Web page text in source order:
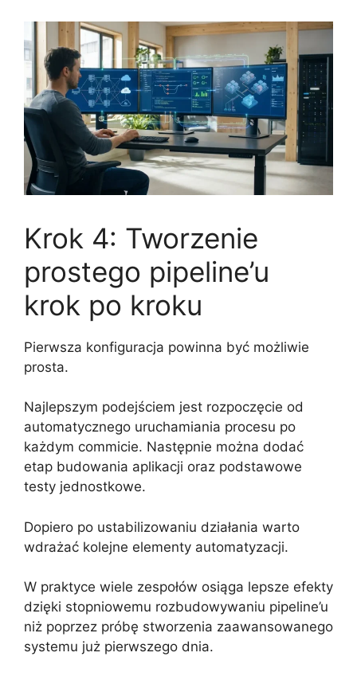
Krok 4: Tworzenie
prostego pipeline’u
krok po kroku
Pierwsza konfiguracja powinna być możliwie
prosta.
Najlepszym podejściem jest rozpoczęcie od
automatycznego uruchamiania procesu po
każdym commicie. Następnie można dodać
etap budowania aplikacji oraz podstawowe
testy jednostkowe.
Dopiero po ustabilizowaniu działania warto
wdrażać kolejne elementy automatyzacji.
W praktyce wiele zespołów osiąga lepsze efekty
dzięki stopniowemu rozbudowywaniu pipeline’u
niż poprzez próbę stworzenia zaawansowanego
systemu już pierwszego dnia.